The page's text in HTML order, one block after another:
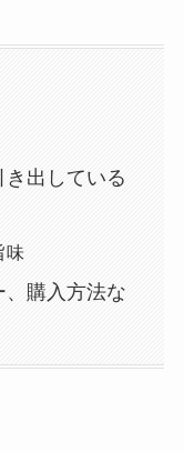
出している
味
購入方法な